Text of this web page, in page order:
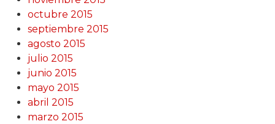
octubre 2015
septiembre 2015
agosto 2015
julio 2015
junio 2015
mayo 2015
abril 2015
marzo 2015